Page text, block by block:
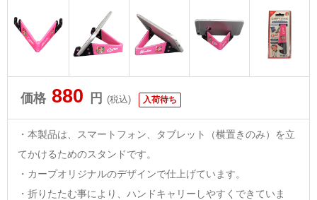
価格 880 円 (税込) 入荷待ち
・本製品は、スマートフォン、タブレット（横置きのみ）を立
てかけるためのスタンドです。
・カープオリジナルのデザインで仕上げています。
・折りたたむ事により、ハンドキャリーしやすくできていま